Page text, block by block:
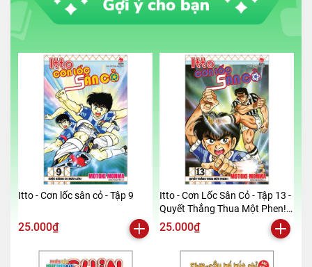
Itto - Cơn lốc sân cỏ - Tập 9
25.000₫
Itto - Cơn Lốc Sân Cỏ - Tập 13 -
Quyết Thắng Thua Một Phen!!
(Tái Bản 2024)
25.000₫